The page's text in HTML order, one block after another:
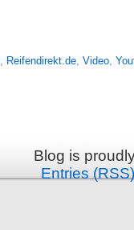
, Reifendirekt.de, Video,
Blog is
Entries (RSS)